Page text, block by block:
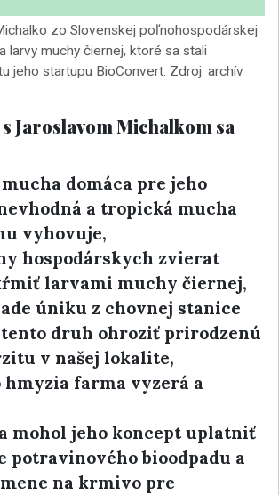
zo Slovenskej poľnohospodárskej
larvy muchy čiernej, ktoré sa stali
jeho startupu BioConvert. Zdroj: archív
Jaroslavom Michalkom sa
domáca pre jeho
a tropická mucha
vyhovuje,
hospodárskych zvierat
larvami muchy čiernej,
úniku z chovnej stanice
tento druh ohroziť prirodzenú
v našej lokalite,
hmyzia farma vyzerá a
mohol jeho koncept uplatniť
potravinového bioodpadu a
na krmivo pre